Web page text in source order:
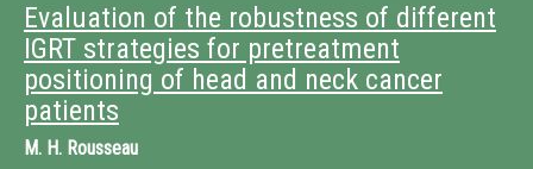
Evaluation of the robustness of different
IGRT strategies for pretreatment
positioning of head and neck cancer
patients
M. H. Rousseau